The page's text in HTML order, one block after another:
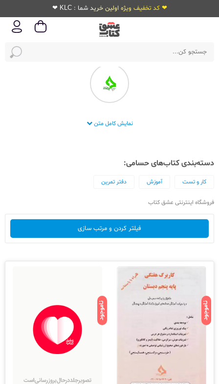
❤ کد تخفیف ویژه اولین خرید شما : KLC ❤
انتشارات حسامی
نمایش کامل متن
دسته‌بندی کتاب‌های حسامی:
کار و تست آموزش دفتر تمرین
فروشگاه اینترنتی عشق کتاب
فیلتر کردن و مرتب سازی
ناموجود ناموجود